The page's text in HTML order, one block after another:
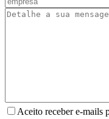
Aceito receber e-mails